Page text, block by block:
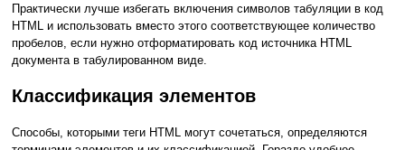
Практически лучше избегать включения символов табуляции в код
HTML и использовать вместо этого соответствующее количество
пробелов, если нужно отформатировать код источника HTML
документа в табулированном виде.
Классификация элементов
Способы, которыми теги HTML могут сочетаться, определяются